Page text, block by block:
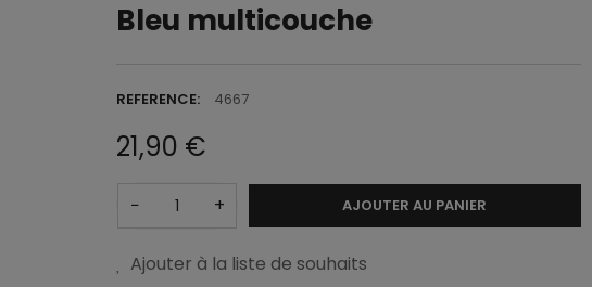
Bleu multicouche
REFERENCE: 4667
21,90 €
− + AJOUTER AU PANIER
Ajouter à la liste de souhaits